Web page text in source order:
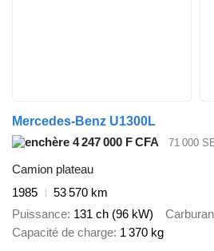
Mercedes-Benz U1300L
4 247 000 F CFA
71 000
Camion plateau
1985
53 570 km
Puissance 131 ch (96 kW)
Capacité de charge 1 370 kg